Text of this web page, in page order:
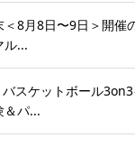
＜8月8日〜9日＞開催
ル...
バスケットボール
＆パ...